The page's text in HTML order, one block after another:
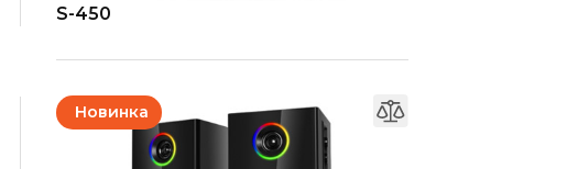
S-450
Новинка